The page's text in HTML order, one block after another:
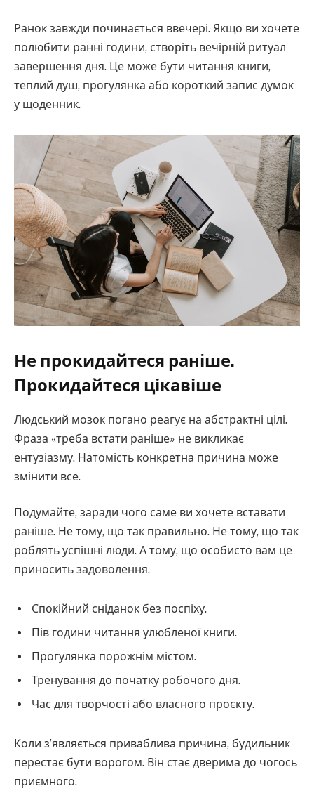
Ранок завжди починається ввечері. Якщо ви хочете
полюбити ранні години, створіть вечірній ритуал
завершення дня. Це може бути читання книги,
теплий душ, прогулянка або короткий запис думок
у щоденник.
Не прокидайтеся раніше.
Прокидайтеся цікавіше
Людський мозок погано реагує на абстрактні цілі.
Фраза «треба встати раніше» не викликає
ентузіазму. Натомість конкретна причина може
змінити все.
Подумайте, заради чого саме ви хочете вставати
раніше. Не тому, що так правильно. Не тому, що так
роблять успішні люди. А тому, що особисто вам це
приносить задоволення.
Спокійний сніданок без поспіху.
Пів години читання улюбленої книги.
Прогулянка порожнім містом.
Тренування до початку робочого дня.
Час для творчості або власного проєкту.
Коли з’являється приваблива причина, будильник
перестає бути ворогом. Він стає дверима до чогось
приємного.